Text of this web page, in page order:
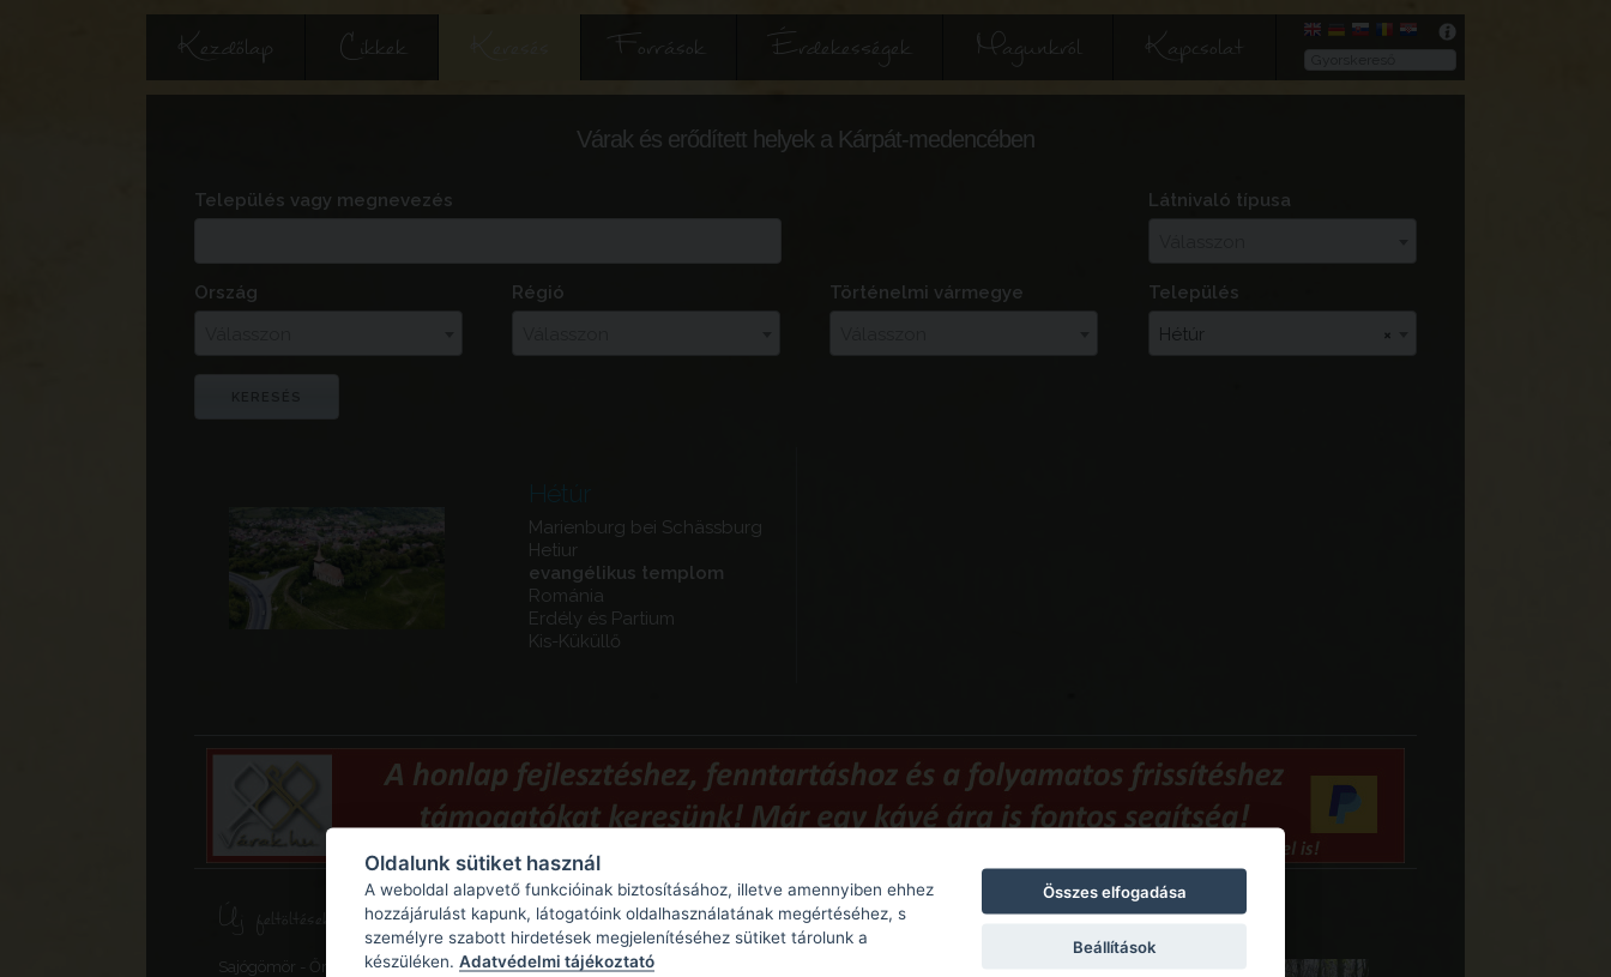
Kezdőlap Cikkek Források Érdekességek Magunkról Kapcsolat
Várak és erődített helyek a Kárpát-medencében
Település vagy megnevezés
Látnivaló típusa
Ország
Régió
Történelmi vármegye
Település
×
Hétúr
Hétúr
Marienburg bei Schässburg
Hetiur
evangélikus templom
Románia
Erdély és Partium
Kis-Küküllő
Új feltöltések, frissítések
Sajógömör - Őrtorony, elővédmű
Sajógömör - Várhegy - Gömör
Ajánlott látnivalók
Oldalunk sütiket használ
A weboldal alapvető funkcióinak biztosításához, illetve amennyiben ehhez
hozzájárulást kapunk, látogatóink oldalhasználatának megértéséhez, s
személyre szabott hirdetések megjelenítéséhez sütiket tárolunk a
készüléken. Adatvédelmi tájékoztató
Összes elfogadása
Beállítások